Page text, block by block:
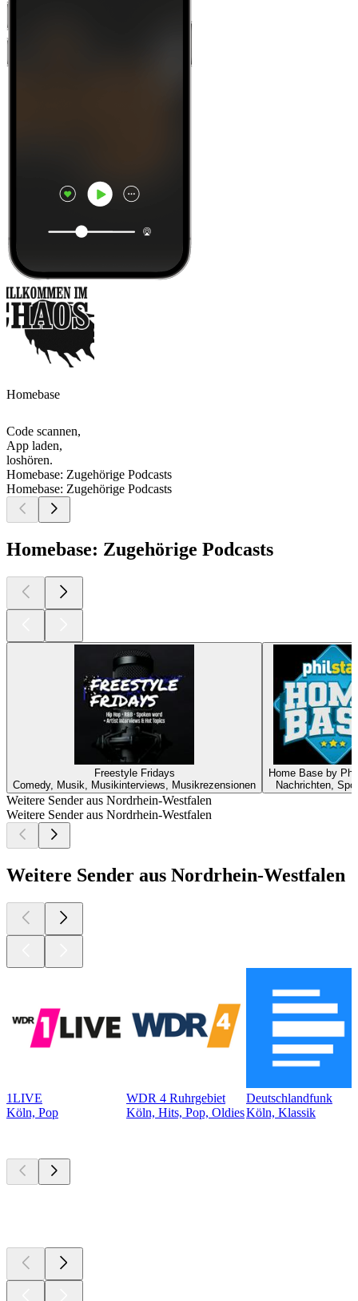
Homebase
Code scannen,
App laden,
loshören.
Homebase: Zugehörige Podcasts
Homebase: Zugehörige Podcasts
Homebase: Zugehörige Podcasts
Freestyle Fridays
Comedy, Musik, Musikinterviews, Musikrezensionen
Home Base by
Nachrichten,
Weitere Sender aus Nordrhein-Westfalen
Weitere Sender aus Nordrhein-Westfalen
Weitere Sender aus Nordrhein-Westfalen
1LIVE
Köln, Pop
WDR 4 Ruhrgebiet
Köln, Hits, Pop, Oldies
Deutschlandfunk
Köln, Klassik